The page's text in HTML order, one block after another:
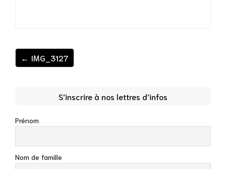
← IMG_3127
S’inscrire à nos lettres d’infos
Prénom
Nom de famille